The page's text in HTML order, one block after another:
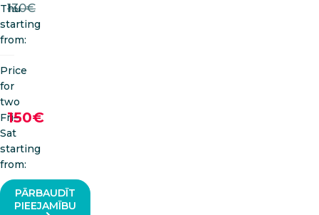
Thu
starting
from:
130€
Price
for
two
Fri–
Sat
starting
from:
150€
PĀRBAUDĪT
PIEEJAMĪBU